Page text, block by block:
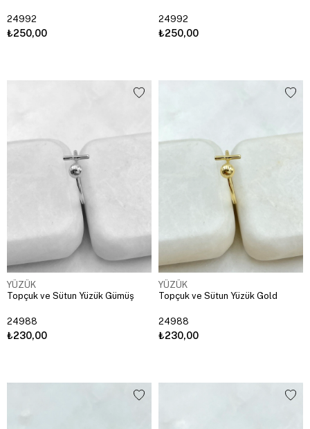
24992
₺250,00
24992
₺250,00
YÜZÜK
Topçuk ve Sütun Yüzük Gümüş
24988
₺230,00
YÜZÜK
Topçuk ve Sütun Yüzük Gold
24988
₺230,00